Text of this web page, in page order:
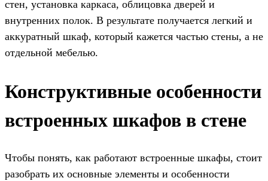
стен, установка каркаса, облицовка дверей и
внутренних полок. В результате получается легкий и
аккуратный шкаф, который кажется частью стены, а не
отдельной мебелью.
Конструктивные особенности
встроенных шкафов в стене
Чтобы понять, как работают встроенные шкафы, стоит
разобрать их основные элементы и особенности